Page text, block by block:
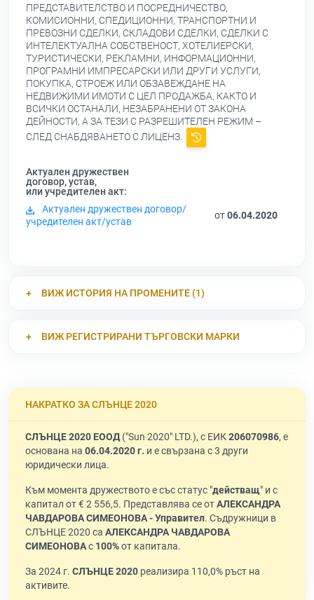
ПРЕДСТАВИТЕЛСТВО И ПОСРЕДНИЧЕСТВО,
КОМИСИОННИ, СПЕДИЦИОННИ, ТРАНСПОРТНИ И
ПРЕВОЗНИ СДЕЛКИ, СКЛАДОВИ СДЕЛКИ, СДЕЛКИ С
ИНТЕЛЕКТУАЛНА СОБСТВЕНОСТ, ХОТЕЛИЕРСКИ,
ТУРИСТИЧЕСКИ, РЕКЛАМНИ, ИНФОРМАЦИОННИ,
ПРОГРАМНИ ИМПРЕСАРСКИ ИЛИ ДРУГИ УСЛУГИ,
ПОКУПКА, СТРОЕЖ ИЛИ ОБЗАВЕЖДАНЕ НА
НЕДВИЖИМИ ИМОТИ С ЦЕЛ ПРОДАЖБА, КАКТО И
ВСИЧКИ ОСТАНАЛИ, НЕЗАБРАНЕНИ ОТ ЗАКОНА
ДЕЙНОСТИ, А ЗА ТЕЗИ С РАЗРЕШИТЕЛЕН РЕЖИМ –
СЛЕД СНАБДЯВАНЕТО С ЛИЦЕНЗ.
Актуален дружествен
договор, устав,
или учредителен акт:
Актуален дружествен договор/
учредителен акт/устав
от06.04.2020
ВИЖ ИСТОРИЯ НА ПРОМЕНИТЕ (1)
ВИЖ РЕГИСТРИРАНИ ТЪРГОВСКИ МАРКИ
НАКРАТКО ЗА СЛЪНЦЕ 2020
СЛЪНЦЕ 2020 ЕООД("Sun 2020" LTD.), с ЕИК206070986, е
основана на 06.04.2020 г. и е свързана с 3 други
юридически лица.
Към момента дружеството е със статус "действащ" и с
капитал от € 2 556,5. Представлява се отАЛЕКСАНДРА
ЧАВДАРОВА СИМЕОНОВА - Управител. Съдружници в
СЛЪНЦЕ 2020 са АЛЕКСАНДРА ЧАВДАРОВА
СИМЕОНОВАс 100%от капитала.
За 2024 г. СЛЪНЦЕ 2020 реализира 110,0% ръст на
активите.